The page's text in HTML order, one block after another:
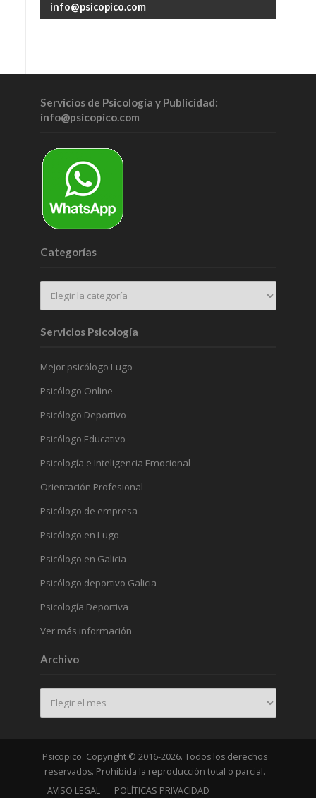
info@psicopico.com
Servicios de Psicología y Publicidad:
info@psicopico.com
Categorías
Servicios Psicología
Mejor psicólogo Lugo
Psicólogo Online
Psicólogo Deportivo
Psicólogo Educativo
Psicología e Inteligencia Emocional
Orientación Profesional
Psicólogo de empresa
Psicólogo en Lugo
Psicólogo en Galicia
Psicólogo deportivo Galicia
Psicología Deportiva
Ver más información
Archivo
Psicopico. Copyright © 2016-2026. Todos los derechos
reservados. Prohibida la reproducción total o parcial.
AVISO LEGAL
POLÍTICAS PRIVACIDAD